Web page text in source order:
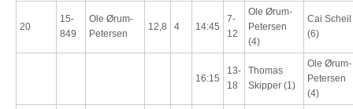
20
15-
849
Ole Ørum-
Petersen
12,8 4 14:45
7-
12
Ole Ørum-
Petersen
(4)
Cai Scheil
(6)
16:15
13-
18
Thomas
Skipper (1)
Ole Ørum-
Petersen
(4)